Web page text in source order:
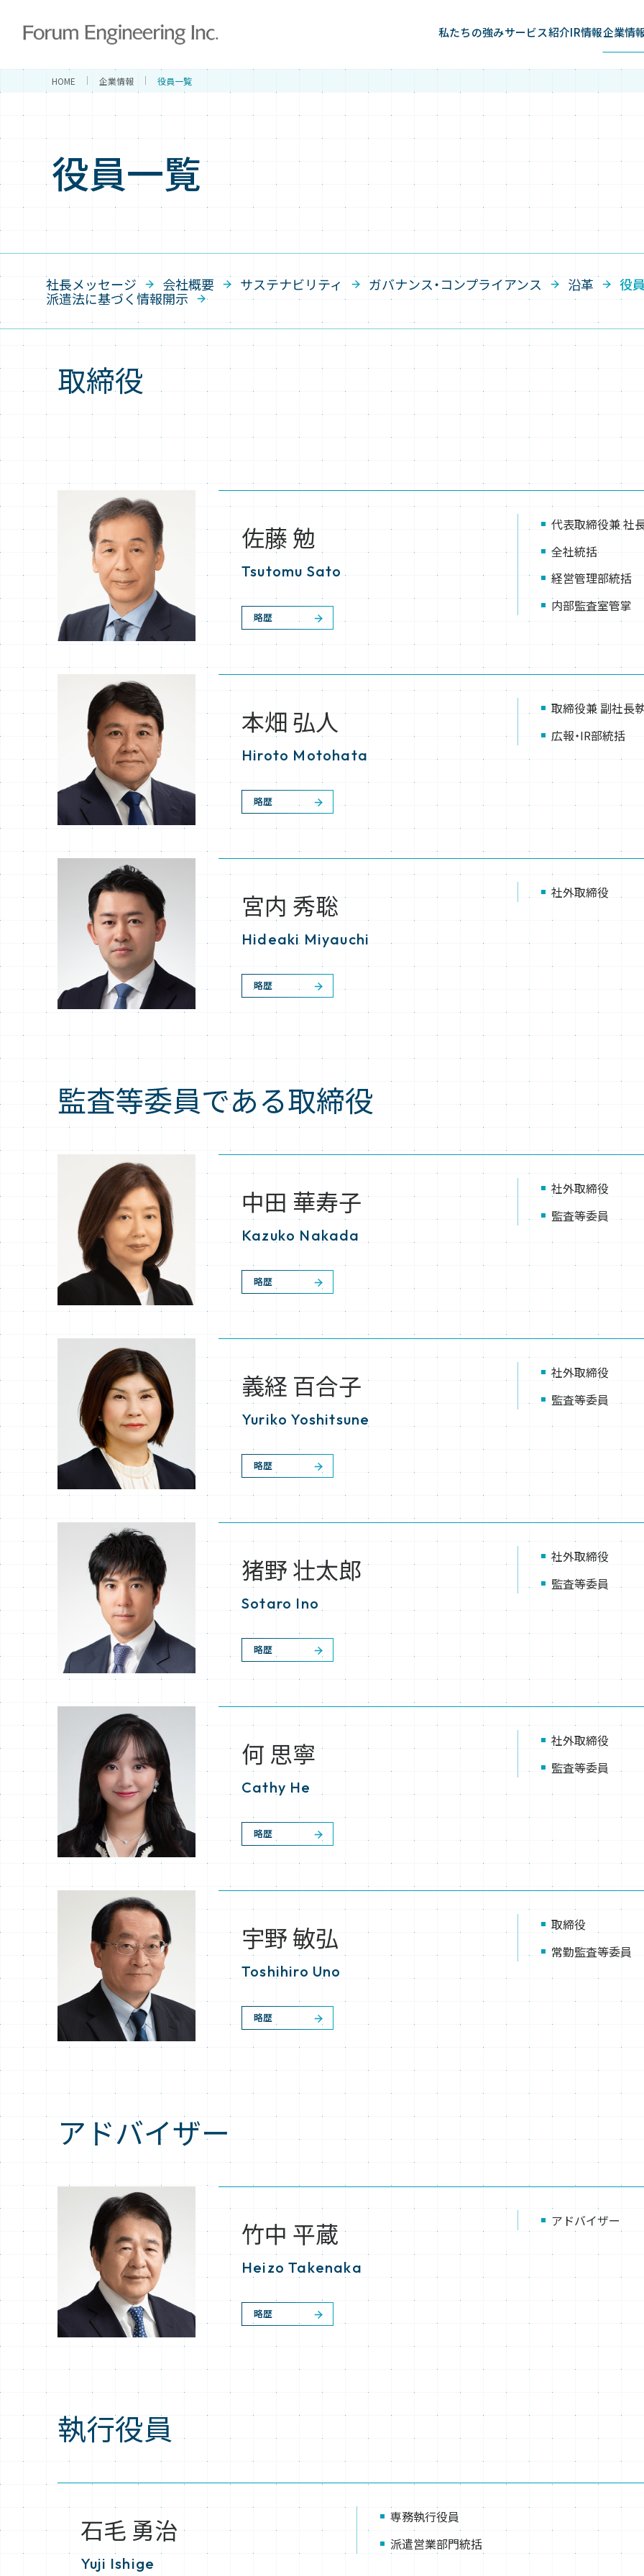
私たちの強みサービス紹介IR情報企業情
HOME 企業情報 役員一覧
役員一覧
社長メッセージ 会社概要 サステナビリティ ガバナンス・コンプライアンス 沿革 役
派遣法に基づく情報開示
取締役
佐藤 勉
Tsutomu Sato
略歴
代表取締役兼 社
全社統括
経営管理部統括
内部監査室管掌
本畑 弘人
Hiroto Motohata
略歴
取締役兼 副社長
広報・IR部統括
宮内 秀聡
Hideaki Miyauchi
略歴
社外取締役
監査等委員である取締役
中田 華寿子
Kazuko Nakada
略歴
社外取締役
監査等委員
義経 百合子
Yuriko Yoshitsune
略歴
社外取締役
監査等委員
猪野 壮太郎
Sotaro Ino
略歴
社外取締役
監査等委員
何 思寧
Cathy He
略歴
社外取締役
監査等委員
宇野 敏弘
Toshihiro Uno
略歴
取締役
常勤監査等委員
アドバイザー
竹中 平蔵
Heizo Takenaka
略歴
アドバイザー
執行役員
石毛 勇治
Yuji Ishige
専務執行役員
派遣営業部門統括